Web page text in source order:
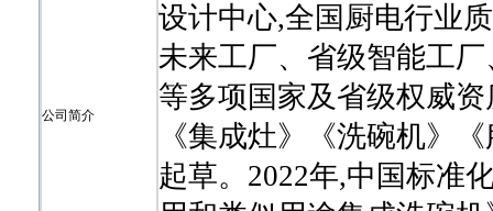
公司简介
设计中心,全国厨电行业
未来工厂、省级智能工
等多项国家及省级权威
《集成灶》《洗碗机》
起草。2022年,中国标准